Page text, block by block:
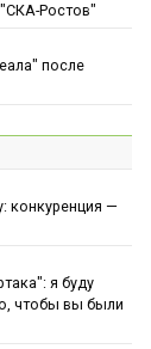
Ростов"
после
конкуренция —
я буду
чтобы вы были